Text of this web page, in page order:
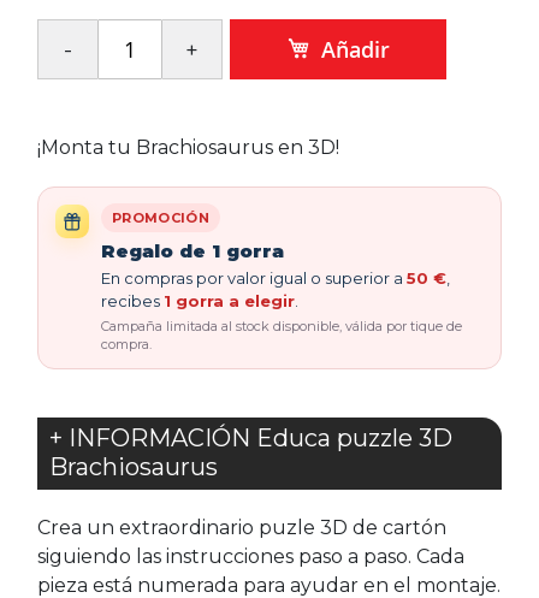
Añadir
¡Monta tu Brachiosaurus en 3D!
PROMOCIÓN
Regalo de 1 gorra
En compras por valor igual o superior a 50 €
recibes 1 gorra a elegir
Campaña limitada al stock disponible, válida por tique de
compra.
+ INFORMACIÓN Educa puzzle 3D
Brachiosaurus
Crea un extraordinario puzle 3D de cartón
siguiendo las instrucciones paso a paso. Cada
pieza está numerada para ayudar en el montaje.